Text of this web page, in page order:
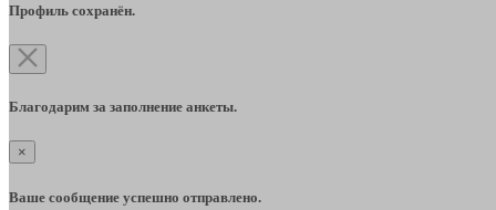
Профиль сохранён.
Благодарим за заполнение анкеты.
×
Ваше сообщение успешно отправлено.